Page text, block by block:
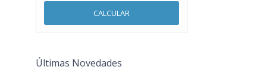
CALCULAR
Últimas Novedades